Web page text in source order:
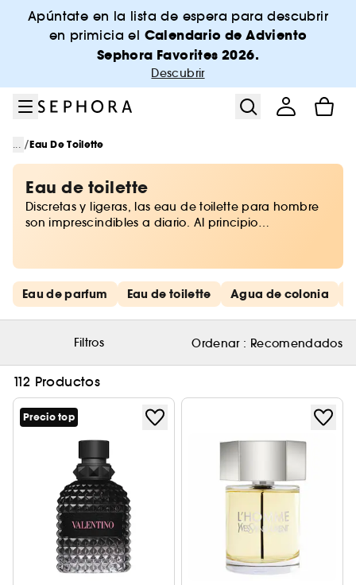
Ir al menú
Ir al contenido principal
Ir al pie de página
Apúntate en la lista de espera para descubrir
en primicia el Calendario de Adviento
Sephora Favorites 2026.
Descubrir
... /Eau De Toilette
Eau de toilette
Discretas y ligeras, las eau de toilette para hombre
son imprescindibles a diario. Al principio
de toilette para hombre cuando se eligen bien.
Saltar los enlaces rápidos
Eau de parfum Eau de toilette Agua de colonia
Filtros Ordenar : Recomendados
112 Productos
Precio top